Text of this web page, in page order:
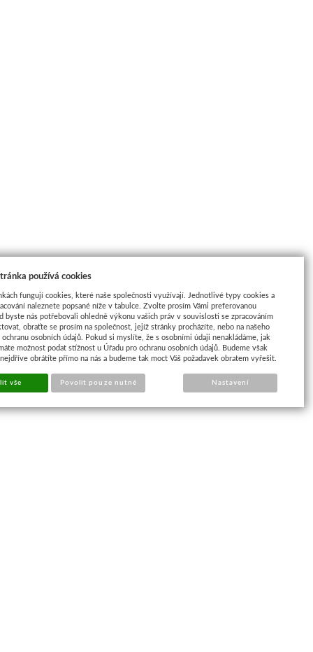
používá cookies
fungují cookies, které naše společnosti využívají. Jednotlivé typy cookies a
naleznete popsané níže v tabulce. Zvolte prosím Vámi preferovanou
byste nás potřebovali ohledně výkonu vašich práv v souvislosti se zpracováním
obraťte se prosím na společnost, jejíž stránky procházíte, nebo na našeho
osobních údajů. Pokud si myslíte, že s osobními údaji nenakládáme, jak
možnost podat stížnost u Úřadu pro ochranu osobních údajů. Budeme však
obrátíte přímo na nás a budeme tak moct Váš požadavek obratem vyřešit.
vše Povolit pouze nutné Nastavení